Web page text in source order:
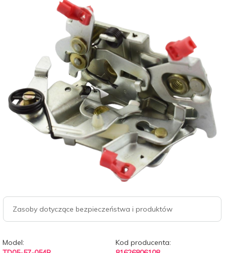
Zasoby dotyczące bezpieczeństwa i produktów
Model:
Kod producenta: